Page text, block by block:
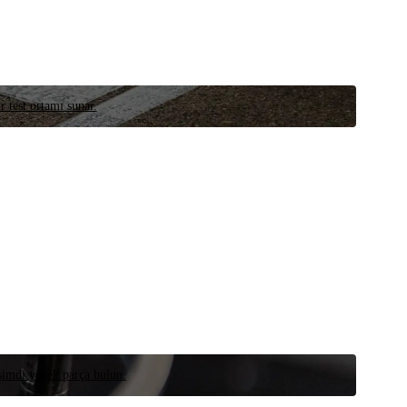
test ortamı sunar.
yedek parça bulun.